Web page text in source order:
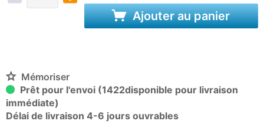
Ajouter au panier
Mémoriser
Prêt pour l'envoi (1422disponible pour livraison
immédiate)
Délai de livraison 4-6 jours ouvrables